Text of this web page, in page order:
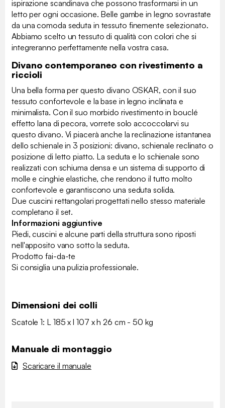
ispirazione scandinava che possono trasformarsi in un
letto per ogni occasione. Belle gambe in legno sovrastate
da una comoda seduta in tessuto finemente selezionato.
Abbiamo scelto un tessuto di qualità con colori che si
integreranno perfettamente nella vostra casa.
Divano contemporaneo con rivestimento a
riccioli
Una bella forma per questo divano OSKAR, con il suo
tessuto confortevole e la base in legno inclinata e
minimalista. Con il suo morbido rivestimento in bouclé
effetto lana di pecora, vorrete solo accoccolarvi su
questo divano. Vi piacerà anche la reclinazione istantanea
dello schienale in 3 posizioni: divano, schienale reclinato o
posizione di letto piatto. La seduta e lo schienale sono
realizzati con schiuma densa e un sistema di supporto di
molle e cinghie elastiche, che rendono il tutto molto
confortevole e garantiscono una seduta solida.
Due cuscini rettangolari progettati nello stesso materiale
completano il set.
Informazioni aggiuntive
Piedi, cuscini e alcune parti della struttura sono riposti
nell'apposito vano sotto la seduta.
Prodotto fai-da-te
Si consiglia una pulizia professionale.
Dimensioni dei colli
Scatole 1: L 185 x l 107 x h 26 cm - 50 kg
Manuale di montaggio
Scaricare il manuale